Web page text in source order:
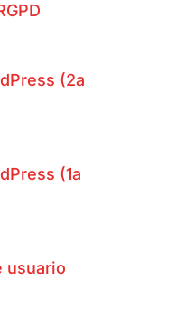
(2a
(1a
usuario